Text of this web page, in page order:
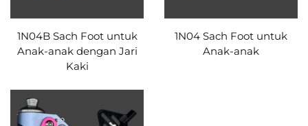
1N04B Sach Foot untuk
Anak-anak dengan Jari
Kaki
1N04 Sach Foot untuk
Anak-anak